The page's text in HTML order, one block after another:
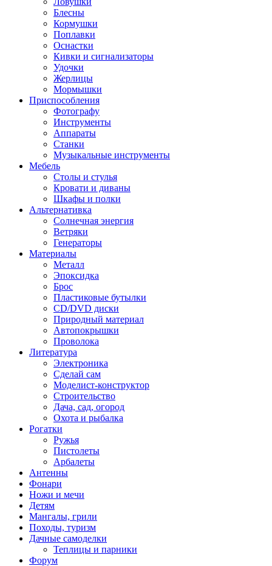
Блесны
Кормушки
Поплавки
Оснастки
Кивки и сигнализаторы
Удочки
Жерлицы
Мормышки
Приспособления
Фотографу
Инструменты
Аппараты
Станки
Музыкальные инструменты
Мебель
Столы и стулья
Кровати и диваны
Шкафы и полки
Альтернативка
Солнечная энергия
Ветряки
Генераторы
Материалы
Металл
Эпоксидка
Брос
Пластиковые бутылки
CD/DVD диски
Природный материал
Автопокрышки
Проволока
Литература
Электроника
Сделай сам
Моделист-конструктор
Строительство
Дача, сад, огород
Охота и рыбалка
Рогатки
Ружья
Пистолеты
Арбалеты
Антенны
Фонари
Ножи и мечи
Детям
Мангалы, грили
Походы, туризм
Дачные самоделки
Теплицы и парники
Форум